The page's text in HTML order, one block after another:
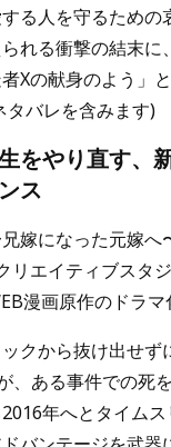
る人を守るための
れる衝撃の結末に
Xの献身のよう」
タバレを含みます)
をやり直す、
ス
嫁になった元嫁へ
リエイティブスタ
漫画原作のドラマ
クから抜け出せず
、ある事件での死
年へとタイム